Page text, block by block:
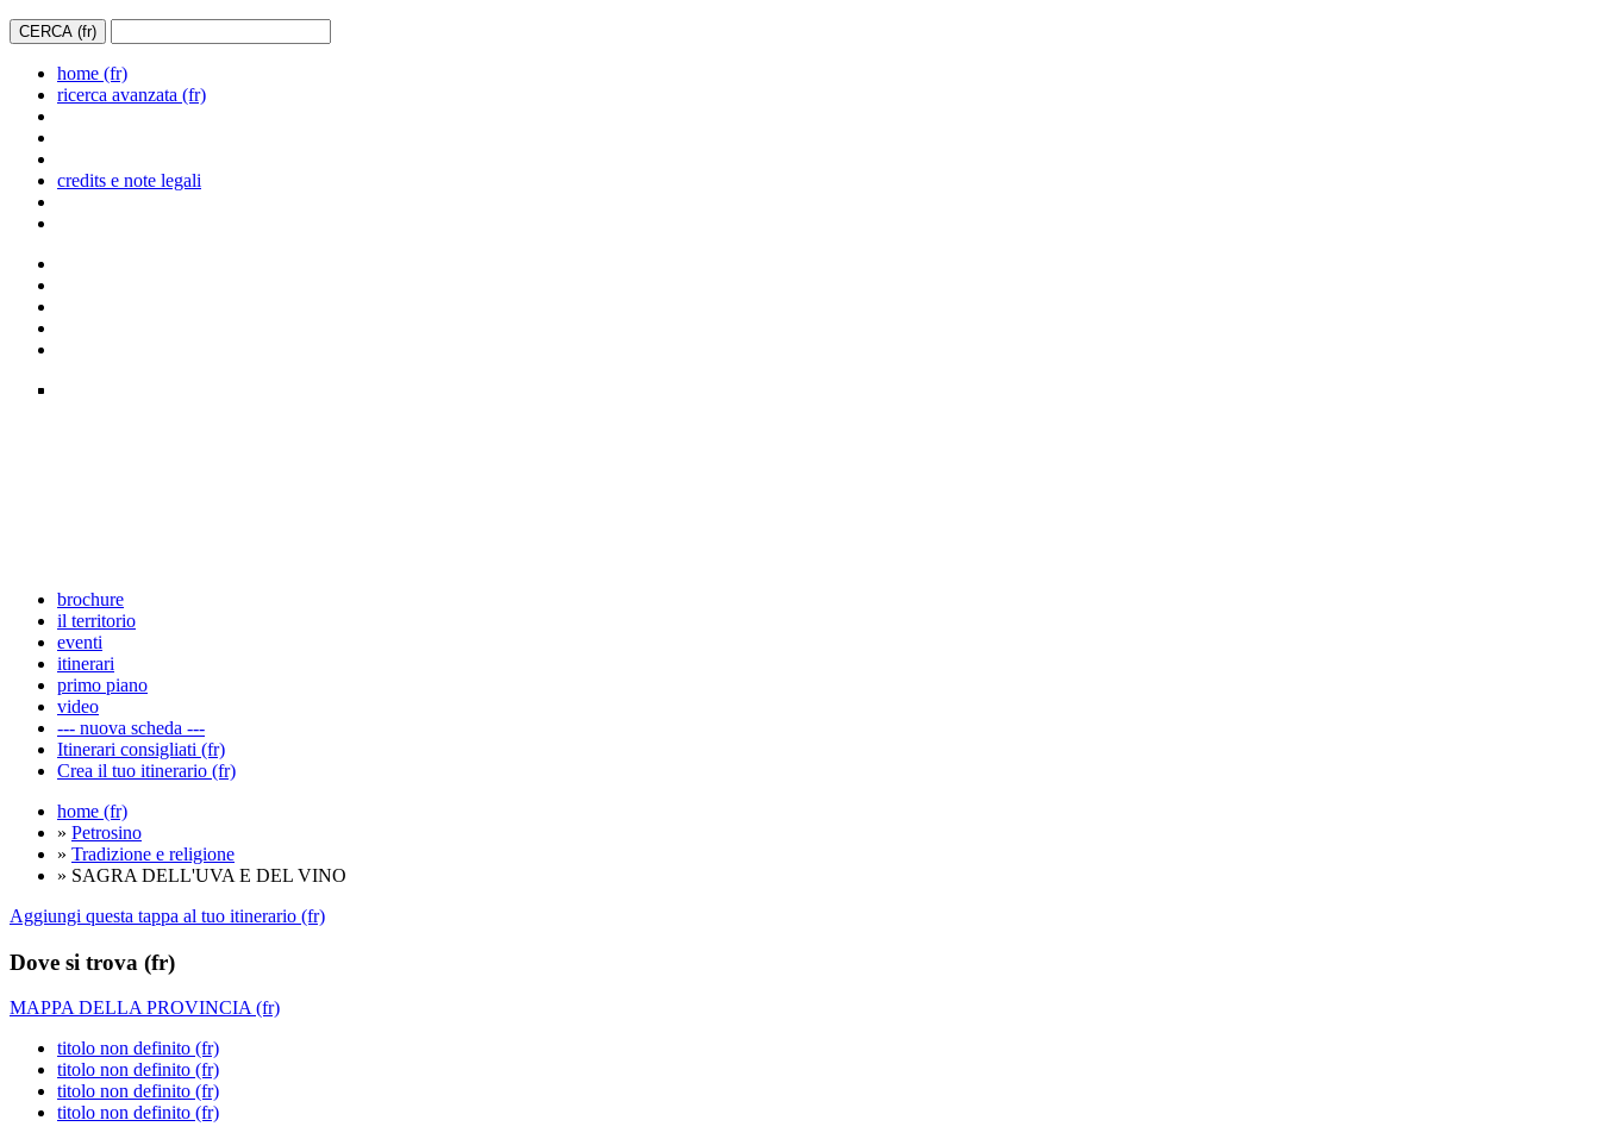
home (fr)
ricerca avanzata (fr)
credits e note legali
brochure
il territorio
eventi
itinerari
primo piano
video
--- nuova scheda ---
Itinerari consigliati (fr)
Crea il tuo itinerario (fr)
home (fr)
» Petrosino
» Tradizione e religione
» SAGRA DELL'UVA E DEL VINO
Aggiungi questa tappa al tuo itinerario (fr)
Dove si trova (fr)
MAPPA DELLA PROVINCIA (fr)
titolo non definito (fr)
titolo non definito (fr)
titolo non definito (fr)
titolo non definito (fr)